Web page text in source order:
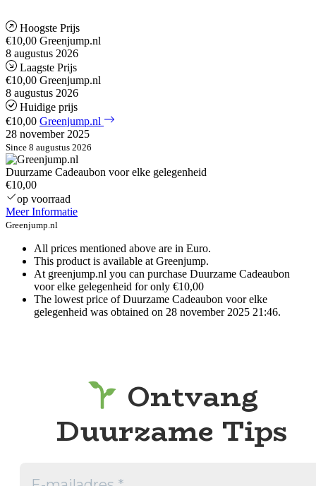
Hoogste Prijs
€10,00 Greenjump.nl
8 augustus 2026
Laagste Prijs
€10,00 Greenjump.nl
8 augustus 2026
Huidige prijs
€10,00 Greenjump.nl
28 november 2025
Since 8 augustus 2026
Duurzame Cadeaubon voor elke gelegenheid
€10,00
op voorraad
Meer Informatie
Greenjump.nl
All prices mentioned above are in Euro.
This product is available at Greenjump.
At greenjump.nl you can purchase Duurzame Cadeaubon
voor elke gelegenheid for only €10,00
The lowest price of Duurzame Cadeaubon voor elke
gelegenheid was obtained on 28 november 2025 21:46.
Ontvang
Duurzame Tips